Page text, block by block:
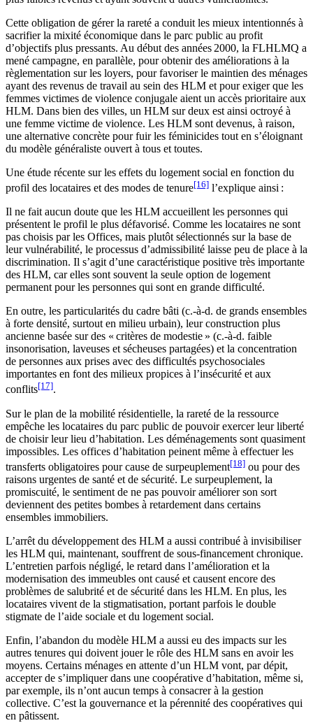
Cette obligation de gérer la rareté a conduit les mieux intentionnés à
sacrifier la mixité économique dans le parc public au profit
d’objectifs plus pressants. Au début des années 2000, la FLHLMQ a
mené campagne, en parallèle, pour obtenir des améliorations à la
règlementation sur les loyers, pour favoriser le maintien des ménages
ayant des revenus de travail au sein des HLM et pour exiger que les
femmes victimes de violence conjugale aient un accès prioritaire aux
HLM. Dans bien des villes, un HLM sur deux est ainsi octroyé à
une femme victime de violence. Les HLM sont devenus, à raison,
une alternative concrète pour fuir les féminicides tout en s’éloignant
du modèle généraliste ouvert à tous et toutes.
Une étude récente sur les effets du logement social en fonction du
profil des locataires et des modes de tenure[16] l’explique ainsi :
Il ne fait aucun doute que les HLM accueillent les personnes qui
présentent le profil le plus défavorisé. Comme les locataires ne sont
pas choisis par les Offices, mais plutôt sélectionnés sur la base de
leur vulnérabilité, le processus d’admissibilité laisse peu de place à la
discrimination. Il s’agit d’une caractéristique positive très importante
des HLM, car elles sont souvent la seule option de logement
permanent pour les personnes qui sont en grande difficulté.
En outre, les particularités du cadre bâti (c.-à-d. de grands ensembles
à forte densité, surtout en milieu urbain), leur construction plus
ancienne basée sur des « critères de modestie » (c.-à-d. faible
insonorisation, laveuses et sécheuses partagées) et la concentration
de personnes aux prises avec des difficultés psychosociales
importantes en font des milieux propices à l’insécurité et aux
conflits[17].
Sur le plan de la mobilité résidentielle, la rareté de la ressource
empêche les locataires du parc public de pouvoir exercer leur liberté
de choisir leur lieu d’habitation. Les déménagements sont quasiment
impossibles. Les offices d’habitation peinent même à effectuer les
transferts obligatoires pour cause de surpeuplement[18] ou pour des
raisons urgentes de santé et de sécurité. Le surpeuplement, la
promiscuité, le sentiment de ne pas pouvoir améliorer son sort
deviennent des petites bombes à retardement dans certains
ensembles immobiliers.
L’arrêt du développement des HLM a aussi contribué à invisibiliser
les HLM qui, maintenant, souffrent de sous-financement chronique.
L’entretien parfois négligé, le retard dans l’amélioration et la
modernisation des immeubles ont causé et causent encore des
problèmes de salubrité et de sécurité dans les HLM. En plus, les
locataires vivent de la stigmatisation, portant parfois le double
stigmate de l’aide sociale et du logement social.
Enfin, l’abandon du modèle HLM a aussi eu des impacts sur les
autres tenures qui doivent jouer le rôle des HLM sans en avoir les
moyens. Certains ménages en attente d’un HLM vont, par dépit,
accepter de s’impliquer dans une coopérative d’habitation, même si,
par exemple, ils n’ont aucun temps à consacrer à la gestion
collective. C’est la gouvernance et la pérennité des coopératives qui
en pâtissent.